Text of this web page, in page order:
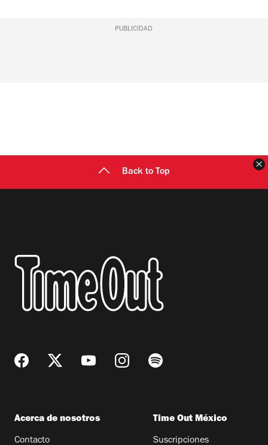
PUBLICIDAD
Back to Top
Acerca de nosotros
Contacto
Time Out México
Suscripciones